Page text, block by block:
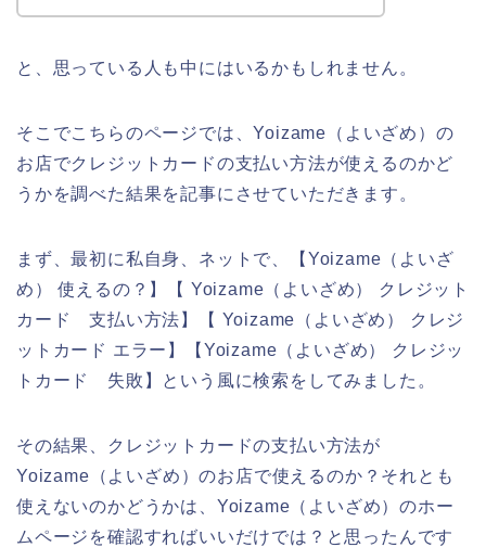
と、思っている人も中にはいるかもしれません。
そこでこちらのページでは、Yoizame（よいざめ）の
お店でクレジットカードの支払い方法が使えるのかど
うかを調べた結果を記事にさせていただきます。
まず、最初に私自身、ネットで、【Yoizame（よいざ
め） 使えるの？】【 Yoizame（よいざめ） クレジット
カード 支払い方法】【 Yoizame（よいざめ） クレジ
ットカード エラー】【Yoizame（よいざめ） クレジッ
トカード 失敗】という風に検索をしてみました。
その結果、クレジットカードの支払い方法が
Yoizame（よいざめ）のお店で使えるのか？それとも
使えないのかどうかは、Yoizame（よいざめ）のホー
ムページを確認すればいいだけでは？と思ったんです